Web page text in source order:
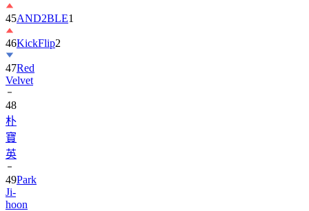
45AND2BLE1
46KickFlip2
47Red
Velvet
48
朴
寶
英
49Park
Ji-
hoon